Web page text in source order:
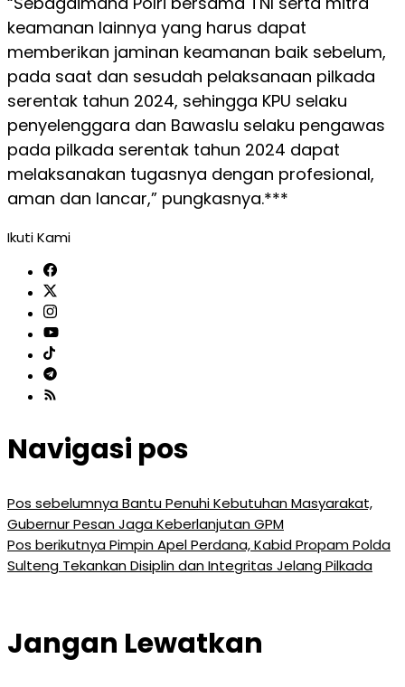
keamanan lainnya yang harus dapat
memberikan jaminan keamanan baik sebelum,
pada saat dan sesudah pelaksanaan pilkada
serentak tahun 2024, sehingga KPU selaku
penyelenggara dan Bawaslu selaku pengawas
pada pilkada serentak tahun 2024 dapat
melaksanakan tugasnya dengan profesional,
aman dan lancar,” pungkasnya.***
Ikuti Kami
Navigasi pos
Pos sebelumnyaBantu Penuhi Kebutuhan Masyarakat,
Gubernur Pesan Jaga Keberlanjutan GPM
Pos berikutnyaPimpin Apel Perdana, Kabid Propam Polda
Sulteng Tekankan Disiplin dan Integritas Jelang Pilkada
Jangan Lewatkan